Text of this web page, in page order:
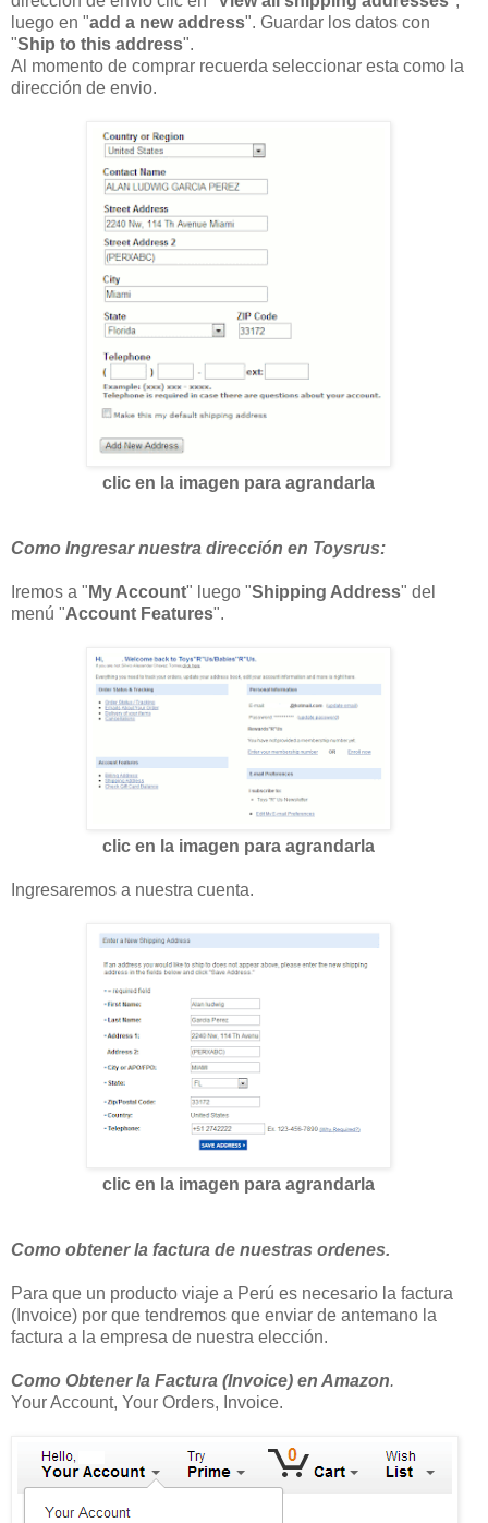
luego en "add a new address". Guardar los datos con
"Ship to this address".
Al momento de comprar recuerda seleccionar esta como la
dirección de envio.
clic en la imagen para agrandarla
Como Ingresar nuestra dirección en Toysrus:
Iremos a " My Account" luego "Shipping Address" del
menú "Account Features".
clic en la imagen para agrandarla
Ingresaremos a nuestra cuenta.
clic en la imagen para agrandarla
Como obtener la factura de nuestras ordenes.
Para que un producto viaje a Perú es necesario la factura
(Invoice) por que tendremos que enviar de antemano la
factura a la empresa de nuestra elección.
Como Obtener la Factura (Invoice) en Amazon.
Your Account, Your Orders, Invoice.